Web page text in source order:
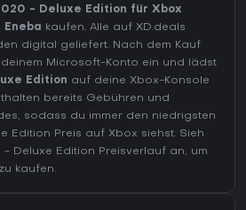
- Deluxe Edition für Xbox
Eneba
kaufen. Alle auf XD.deals
digital geliefert. Nach dem Kauf
Microsoft-Konto ein und lädst
Edition auf deine Xbox-Konsole
bereits Gebühren und
sodass du immer den niedrigsten
Edition Preis auf Xbox siehst. Sieh
- Deluxe Edition Preisverlauf an, um
kaufen.